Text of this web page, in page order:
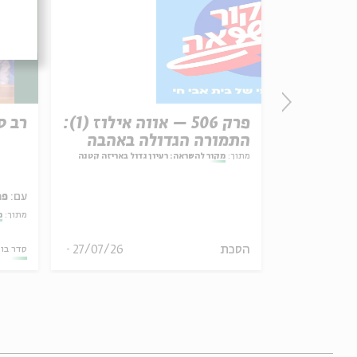
רב
עם:
מתוך:
סדר
פרק 506 – אווה אילוז (1):
התמורה הגדולה באהבה
מתוך: מקור להשראה: רעיון גדול באריזה קטנה
הסכת 27/07/26